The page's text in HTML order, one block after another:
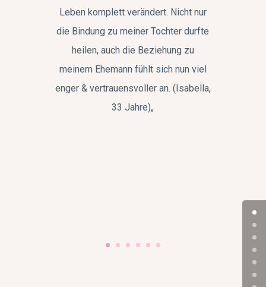
Leben komplett verändert. Nicht nur
die Bindung zu meiner Tochter durfte
heilen, auch die Beziehung zu
meinem Ehemann fühlt sich nun viel
enger & vertrauensvoller an. (Isabella,
33 Jahre)„